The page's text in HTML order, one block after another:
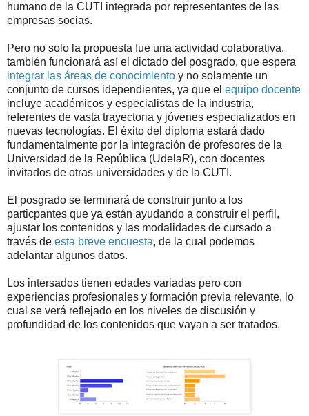
humano de la CUTI integrada por representantes de las
empresas socias.
Pero no solo la propuesta fue una actividad colaborativa,
también funcionará así el dictado del posgrado, que espera
integrar las áreas de conocimiento y no solamente un
conjunto de cursos idependientes, ya que el equipo docente
incluye académicos y especialistas de la industria,
referentes de vasta trayectoria y jóvenes especializados en
nuevas tecnologías. El éxito del diploma estará dado
fundamentalmente por la integración de profesores de la
Universidad de la República (UdelaR), con docentes
invitados de otras universidades y de la CUTI.
El posgrado se terminará de construir junto a los
particpantes que ya están ayudando a construir el perfil,
ajustar los contenidos y las modalidades de cursado a
través de esta breve encuesta, de la cual podemos
adelantar algunos datos.
Los intersados tienen edades variadas pero con
experiencias profesionales y formación previa relevante, lo
cual se verá reflejado en los niveles de discusión y
profundidad de los contenidos que vayan a ser tratados.